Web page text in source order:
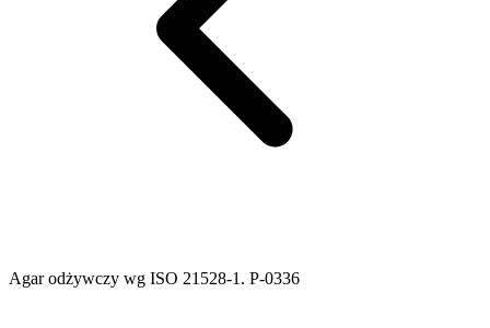
Agar odżywczy wg ISO 21528-1. P-0336